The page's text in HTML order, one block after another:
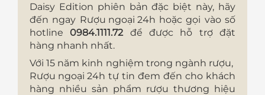
Daisy Edition phiên bản đặc biệt này, hãy
đến ngay Rượu ngoại 24h hoặc gọi vào số
hotline0984.1111.72 để được hỗ trợ đặt
hàng nhanh nhất.
Với 15 năm kinh nghiệm trong ngành rượu,
Rượu ngoại 24h tự tin đem đến cho khách
hàng nhiều sản phẩm rượu thương hiệu